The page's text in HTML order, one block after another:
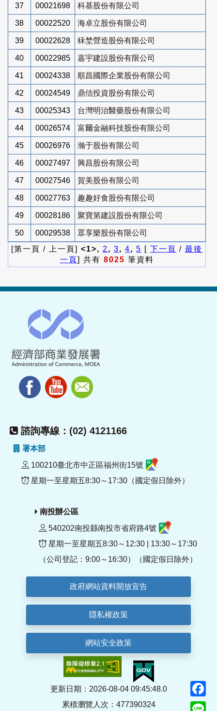
37 00021698 科基股份有限公司
38 00022520 海卓立股份有限公司
39 00022628 秝埜營造股份有限公司
40 00022985 嘉宇建設股份有限公司
41 00024338 順昌國際企業股份有限公司
42 00024549 鼎佶投資股份有限公司
43 00025343 台灣明治醫藥股份有限公司
44 00026574 富爾金融科技股份有限公司
45 00026976 瀚于股份有限公司
46 00027497 興昌股份有限公司
47 00027546 賀美股份有限公司
48 00027763 趣趣好食股份有限公司
49 00028186 聚寶第建設股份有限公司
50 00029538
眾享樂股份有限公司
[第一頁 / 上一頁] <1>, 2 , 3, 4, 5 [ 下一頁 / 最後
一頁] 共有 8025 筆資料
諮詢專線：(02) 4121166
署本部
100210臺北市中正區福州街15號
星期一至星期五8:30～17:30（國定假日除外）
南投辦公區
540202南投縣南投市省府路4號
星期一至星期五8:30～12:30 | 13:30～17:30
（公司登記：9:00～16:30）（國定假日除外）
政府網站資料開放宣告
隱私權政策
網站安全政策
更新日期：2026-08-04 09:45:48.0
累積瀏覽人次：477390324